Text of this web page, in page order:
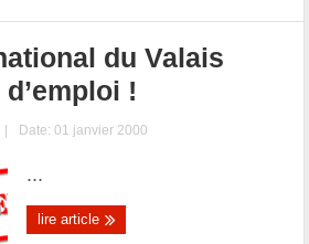
du Valais
!
| Date: 01 janvier 2000
...
lire article